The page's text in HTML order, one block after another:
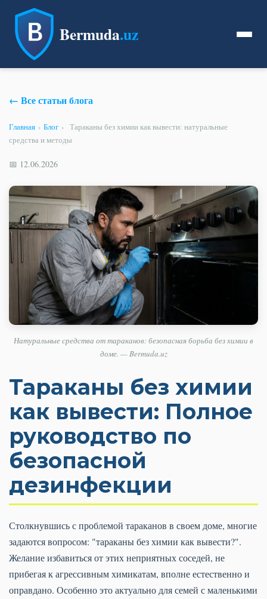
Bermuda.uz
← Все статьи блога
Главная › Блог ›
Тараканы без химии как вывести: натуральные
средства и методы
📅 12.06.2026
Натуральные средства от тараканов: безопасная борьба без химии в
доме. — Bermuda.uz
Тараканы без химии
как вывести: Полное
руководство по
безопасной
дезинфекции
Столкнувшись с проблемой тараканов в своем доме, многие
задаются вопросом: "тараканы без химии как вывести?".
Желание избавиться от этих неприятных соседей, не
прибегая к агрессивным химикатам, вполне естественно и
оправдано. Особенно это актуально для семей с маленькими